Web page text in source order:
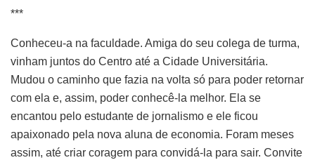
***
Conheceu-a na faculdade. Amiga do seu colega de turma,
vinham juntos do Centro até a Cidade Universitária.
Mudou o caminho que fazia na volta só para poder retornar
com ela e, assim, poder conhecê-la melhor. Ela se
encantou pelo estudante de jornalismo e ele ficou
apaixonado pela nova aluna de economia. Foram meses
assim, até criar coragem para convidá-la para sair. Convite